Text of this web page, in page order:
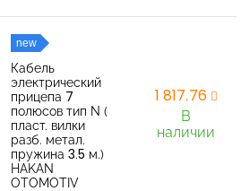
new
Кабель
электрический
прицепа 7
полюсов тип N (
пласт. вилки
разб. метал.
пружина 3.5 м.)
HAKAN
OTOMOTIV
1 817,76
В
наличии